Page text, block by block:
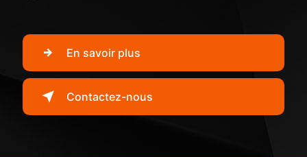
En savoir plus
Contactez-nous